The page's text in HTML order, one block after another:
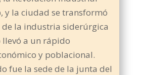
y la ciudad se transformó
la industria siderúrgica
llevó a un rápido
y poblacional.
fue la sede de la junta del